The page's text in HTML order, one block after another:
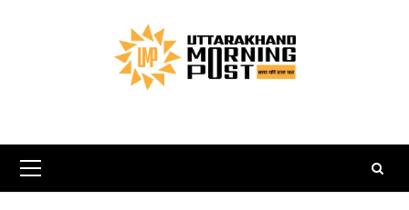
Primary
Menu